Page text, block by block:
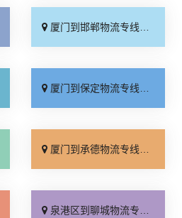
厦门到邯郸物流专线_全境到达「无需中转」
厦门到保定物流专线_多少一吨「定点发车」
厦门到承德物流专线_专线快运「零担配货」
泉港区到聊城物流专线_费用多少「托运省心」